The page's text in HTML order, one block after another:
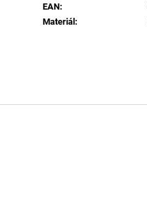
EAN:
Materiál: